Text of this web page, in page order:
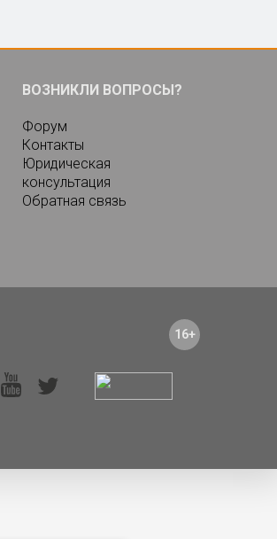
ВОЗНИКЛИ ВОПРОСЫ?
Форум
Контакты
Юридическая
консультация
Обратная связь
16+